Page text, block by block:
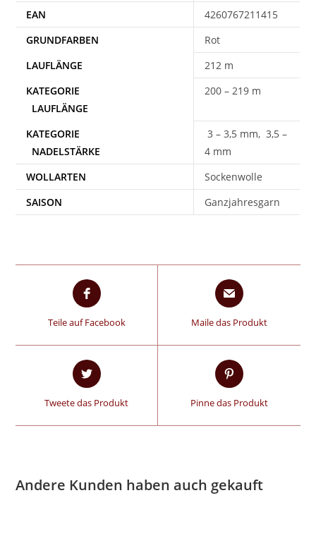
EAN
4260767211415
Rot
212 m
200 – 219 m
3 – 3,5 mm, 3,5 –
4 mm
WOLLARTEN
Sockenwolle
SAISON
Ganzjahresgarn
Teile auf Facebook Maile das Produkt
Tweete das Produkt Pinne das Produkt
Andere Kunden haben auch gekauft